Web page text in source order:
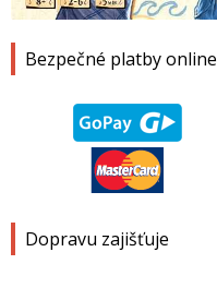
Bezpečné platby online
Dopravu zajišťuje